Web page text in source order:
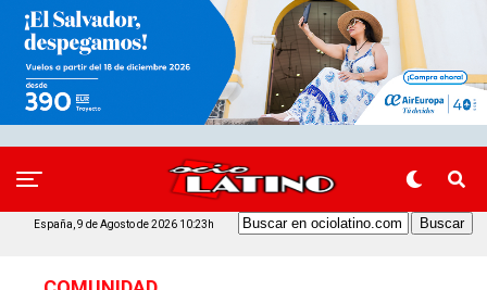
España, 9 de Agosto de 2026 10:23h